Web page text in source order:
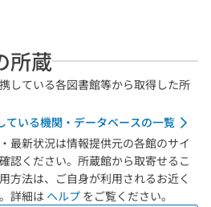
所蔵
している各図書館等から取得した所
ている機関・データベースの一覧
最新状況は情報提供元の各館のサイ
認ください。所蔵館から取寄せるこ
方法は、ご自身が利用されるお近く
詳細は ヘルプ をご覧ください。